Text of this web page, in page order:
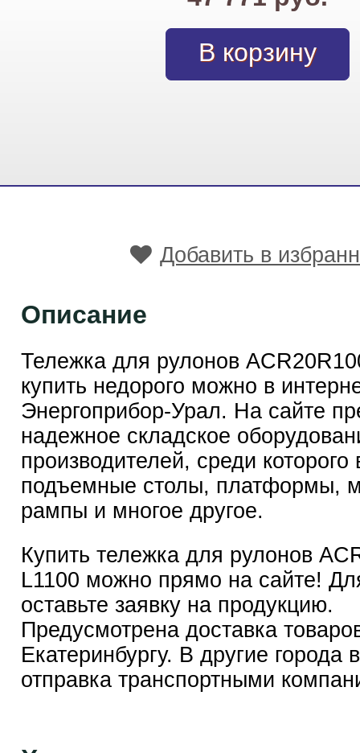
Добавить в
Описание
Тележка для рулонов
купить недорого можно в
Энергоприбор-Урал. На сайте
надежное складское
производителей, среди
подъемные столы, платформы,
рампы и многое другое.
Купить тележка для рулонов
L1100 можно прямо на сайте!
оставьте заявку на продукцию.
Предусмотрена доставка
Екатеринбургу. В другие города
отправка транспортными